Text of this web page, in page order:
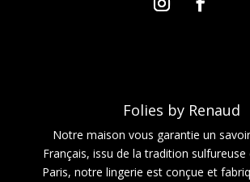
Folies by Renaud
Notre maison vous garantie un
Français, issu de la tradition
Paris, notre lingerie est conçue et